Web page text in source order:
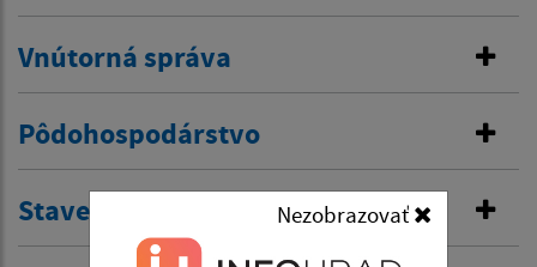
Vnútorná správa
Pôdohospodárstvo
Stavebná správa Nezobrazovať